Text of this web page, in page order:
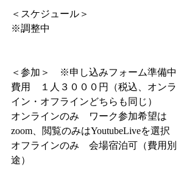
＜スケジュール＞
※調整中
＜参加＞　※申し込みフォーム準備中
費用　１人３０００円（税込、オンラ
イン・オフラインどちらも同じ）
オンラインのみ　ワーク参加希望は
zoom、閲覧のみはYoutubeLiveを選択
オフラインのみ　会場宿泊可（費用別
途）